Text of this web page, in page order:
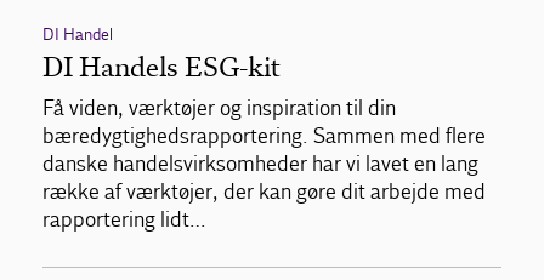
DI Handel
DI Handels ESG-kit
Få viden, værktøjer og inspiration til din
bæredygtighedsrapportering. Sammen med flere
danske handelsvirksomheder har vi lavet en lang
række af værktøjer, der kan gøre dit arbejde med
rapportering lidt…